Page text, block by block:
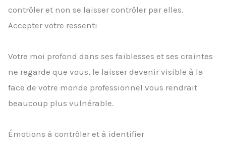
contrôler et non se laisser contrôler par elles.
Accepter votre ressenti
Votre moi profond dans ses faiblesses et ses craintes
ne regarde que vous, le laisser devenir visible à la
face de votre monde professionnel vous rendrait
beaucoup plus vulnérable.
Émotions à contrôler et à identifier